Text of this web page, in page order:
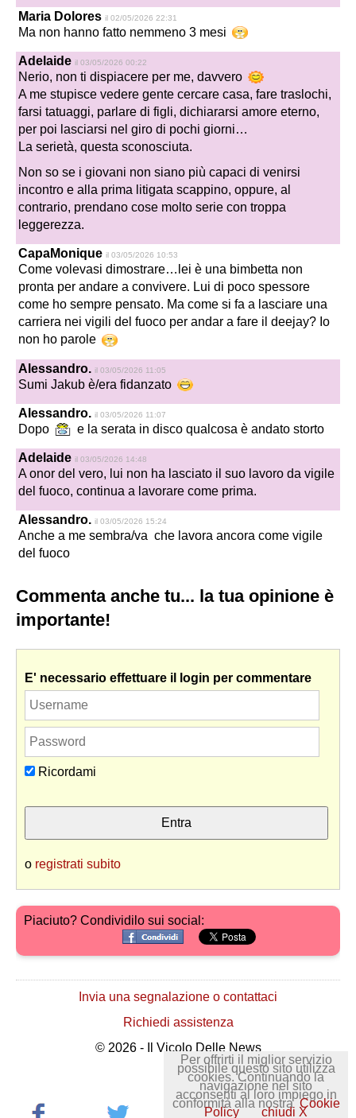
Maria Dolores il 02/05/2026 22:31
Ma non hanno fatto nemmeno 3 mesi
Adelaide il 03/05/2026 00:22
Nerio, non ti dispiacere per me, davvero
A me stupisce vedere gente cercare casa, fare traslochi,
farsi tatuaggi, parlare di figli, dichiararsi amore eterno,
per poi lasciarsi nel giro di pochi giorni…
La serietà, questa sconosciuta.
Non so se i giovani non siano più capaci di venirsi
incontro e alla prima litigata scappino, oppure, al
contrario, prendano cose molto serie con troppa
leggerezza.
CapaMonique il 03/05/2026 10:53
Come volevasi dimostrare…lei è una bimbetta non
pronta per andare a convivere. Lui di poco spessore
come ho sempre pensato. Ma come si fa a lasciare una
carriera nei vigili del fuoco per andar a fare il deejay? Io
non ho parole
Alessandro. il 03/05/2026 11:05
Sumi Jakub è/era fidanzato
Alessandro. il 03/05/2026 11:07
Dopo e la serata in disco qualcosa è andato storto
Adelaide il 03/05/2026 14:48
A onor del vero, lui non ha lasciato il suo lavoro da vigile
del fuoco, continua a lavorare come prima.
Alessandro. il 03/05/2026 15:24
Anche a me sembra/va che lavora ancora come vigile
del fuoco
Commenta anche tu... la tua opinione è
importante!
E' necessario effettuare il login per commentare
Ricordami
o registrati subito
Piaciuto? Condividilo sui social:
Invia una segnalazione o contattaci
Richiedi assistenza
© 2026 - Il Vicolo Delle News
Per offrirti il miglior servizio
possibile questo sito utilizza
cookies. Continuando la
navigazione nel sito
acconsenti al loro impiego in
conformità alla nostra Cookie
Policy chiudi X